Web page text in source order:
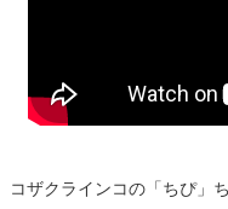
コザクラインコの「ちぴ」